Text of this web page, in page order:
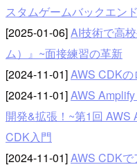
スタムゲームバックエン
[2025-01-06]AI技術で高
ム）』~面接練習の革新
[2024-11-01]AWS CDKの
[2024-11-01]AWS
開発&拡張！~第1回 AWS
CDK入門
[2024-11-01]AWS CDK